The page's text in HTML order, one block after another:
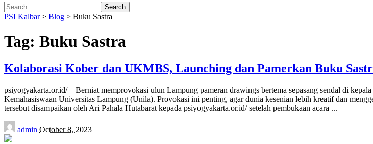
Search
for:
PSI Kalbar> Blog > Buku Sastra
Tag: Buku Sastra
Kolaborasi Kober dan UKMBS, Launching dan Pamerkan Buku
psiyogyakarta.or.id/ – Berniat memprovokasi ulun Lampung pameran drawings bertema sepasang sendal di
Kemahasiswaan Universitas Lampung (Unila). Provokasi ini penting, agar dunia kesenian lebih kreatif dan
tersebut disampaikan oleh Ari Pahala Hutabarat kepada psiyogyakarta.or.id/ setelah pembukaan acara ...
Posted
by
admin October 8, 2023